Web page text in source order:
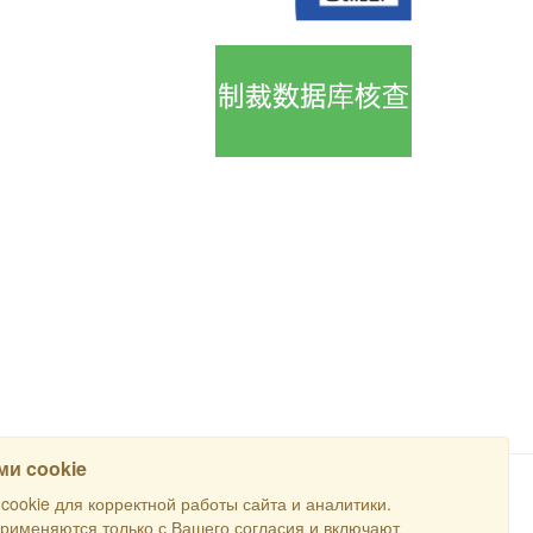
cookie
для корректной работы сайта и аналитики.
только с Вашего согласия и включают
搜寻